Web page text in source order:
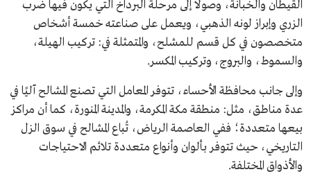
القيطان والخبانة، وصولًا إلى مرحلة البرداخ التي يكون فيها ضرب
الزري وإبراز لونه الذهبي، ويعمل على صناعته خمسة أشخاص
متخصصون في كل قسم للمشلح، والمتمثلة في: تركيب الهيلة،
والسموط، والبروج، وتركيب المكسر.
وإلى جانب محافظة الأحساء، تتوفر المعامل التي تصنع المشالح آليًا في
عدة مناطق، مثل: منطقة مكة المكرمة، والمدينة المنورة، كما أن مراكز
بيعها متعددة؛ ففي العاصمة الرياض، تُباع المشالح في سوق الزل
التاريخي، حيث تتوفر بألوان وأنواع متعددة تلائم الاحتياجات
والأذواق المختلفة.